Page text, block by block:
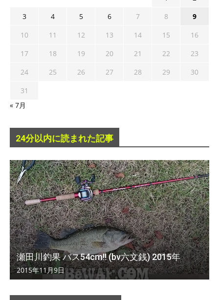
3
4 5 6 7 8
9
10
11 12 13 14 15
16
17
18 19 20 21 22
23
24
25 26 27 28 29
30
31
« 7月
24分以内に読まれた記事
瀬田川釣果 バス54cm!! (bv六文銭) 2015年
2015年11月9日